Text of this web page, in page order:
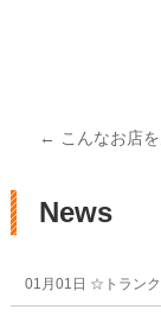
投稿ナビゲーシ
← こんなお店
News
01月01日 ☆トラン